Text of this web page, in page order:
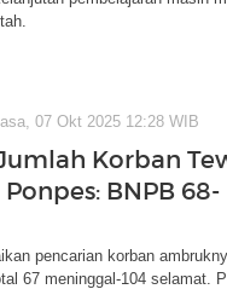
07 Okt 2025 12:28 WIB
Korban
BNPB 68-
pencarian korban
67 meninggal-104 selamat.